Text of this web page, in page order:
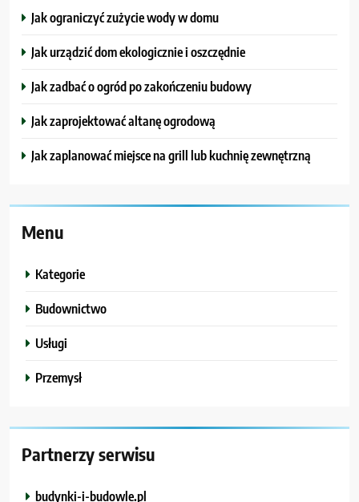
Jak ograniczyć zużycie wody w domu
Jak urządzić dom ekologicznie i oszczędnie
Jak zadbać o ogród po zakończeniu budowy
Jak zaprojektować altanę ogrodową
Jak zaplanować miejsce na grill lub kuchnię zewnętrzną
Menu
Kategorie
Budownictwo
Usługi
Przemysł
Partnerzy serwisu
budynki-i-budowle.pl